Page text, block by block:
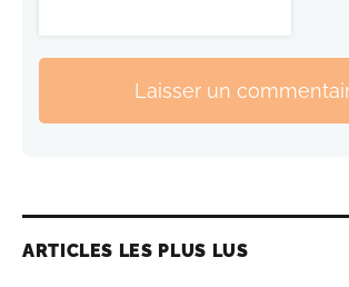
Laisser un
ARTICLES LES PLUS LUS